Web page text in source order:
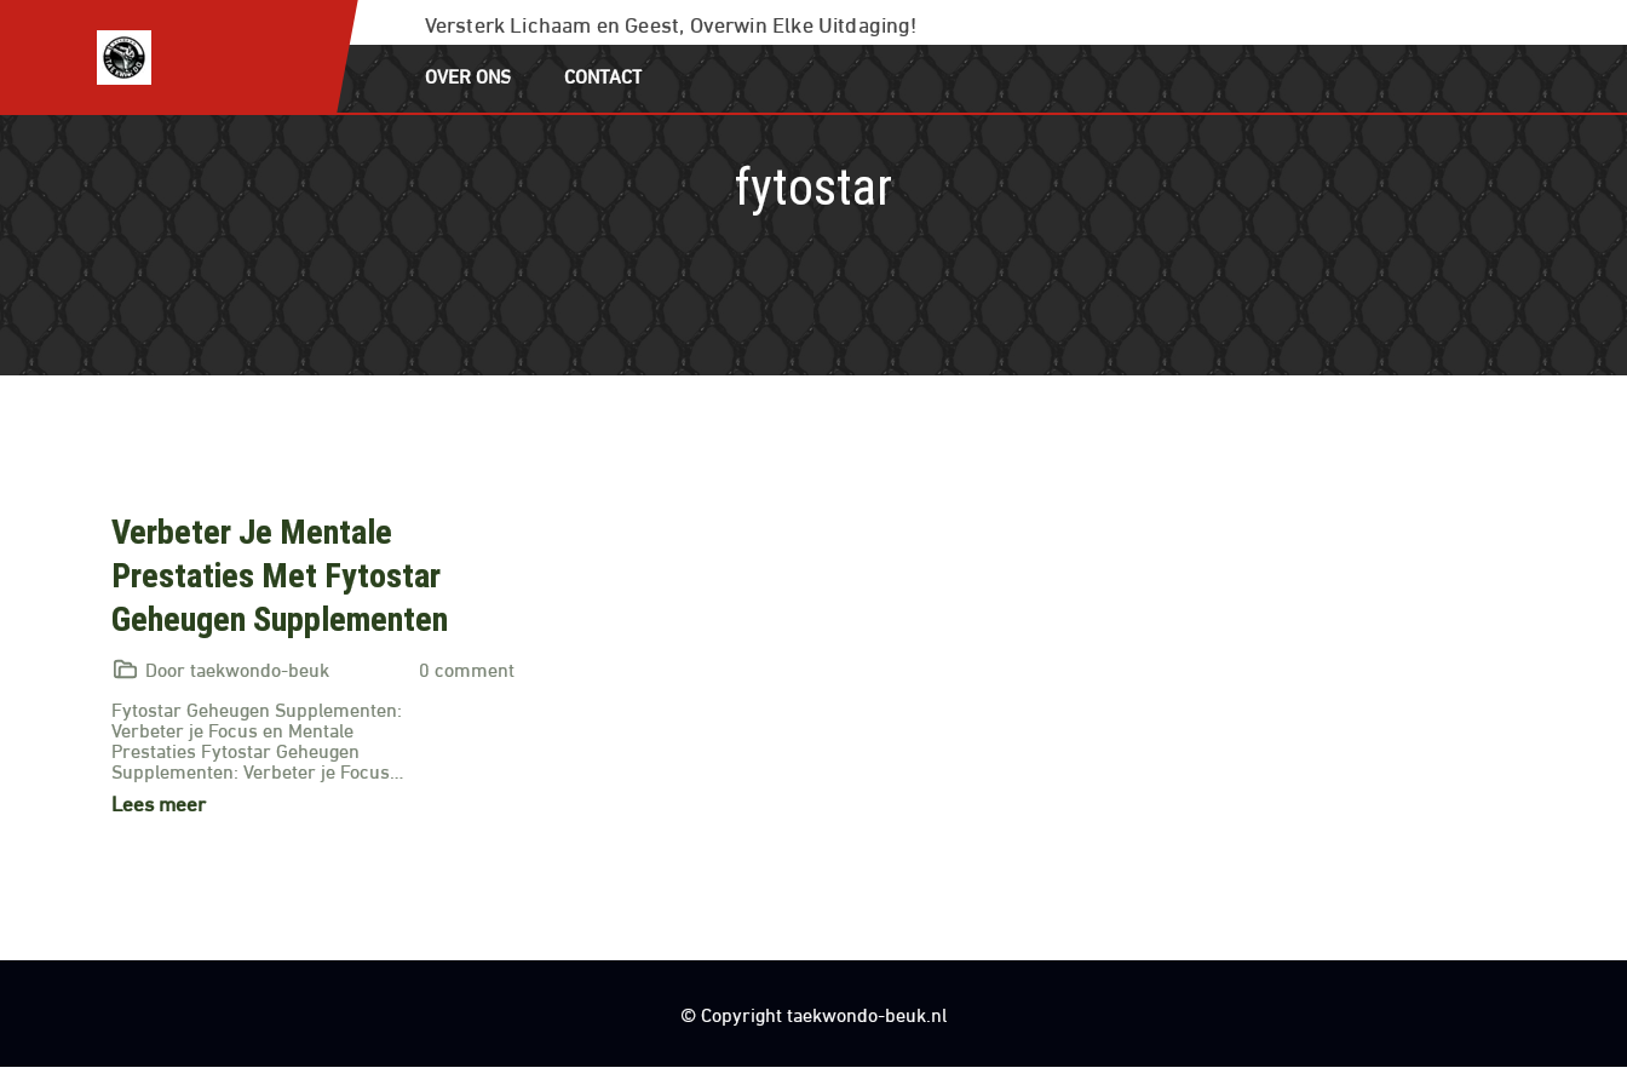
inhoud
Versterk Lichaam en Geest, Overwin Elke Uitdaging!
OVER ONS CONTACT
fytostar
Verbeter Je Mentale
Prestaties Met Fytostar
Geheugen Supplementen
Door taekwondo-beuk
0 comment
Fytostar Geheugen Supplementen:
Verbeter je Focus en Mentale
Prestaties Fytostar Geheugen
Supplementen: Verbeter je Focus…
Lees meer
© Copyright taekwondo-beuk.nl